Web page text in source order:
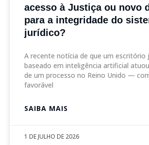
acesso à Justiça ou novo
para a integridade do
jurídico?
A recente notícia de que um escritório
baseado em inteligência artificial
de um processo no Reino Unido —
favorável
SAIBA MAIS
1 DE JULHO DE 2026